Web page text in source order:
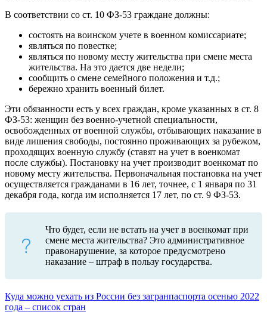
В соответствии со ст. 10 ФЗ-53 граждане должны:
состоять на воинском учете в военном комиссариате;
являться по повестке;
являться по новому месту жительства при смене места
жительства. На это дается две недели;
сообщить о смене семейного положения и т.д.;
бережно хранить военный билет.
Эти обязанности есть у всех граждан, кроме указанных в ст. 8
ФЗ-53: женщин без военно-учетной специальности,
освобожденных от военной службы, отбывающих наказание в
виде лишения свободы, постоянно проживающих за рубежом,
проходящих военную службу (ставят на учет в военкомат
после службы). Постановку на учет производит военкомат по
новому месту жительства. Первоначальная постановка на учет
осуществляется гражданами в 16 лет, точнее, с 1 января по 31
декабря года, когда им исполняется 17 лет, по ст. 9 ФЗ-53.
Что будет, если не встать на учет в военкомат при
смене места жительства? Это административное
правонарушение, за которое предусмотрено
наказание – штраф в пользу государства.
Куда можно уехать из России без загранпаспорта осенью 2022
года – список стран